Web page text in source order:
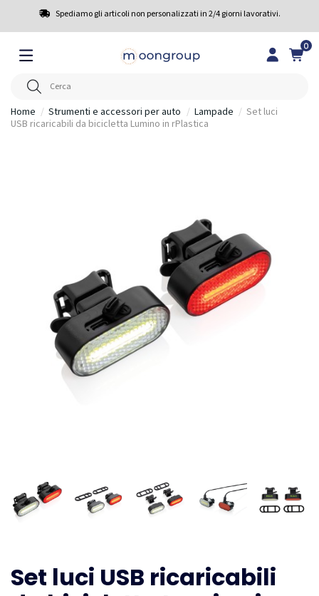
Spediamo gli articoli non personalizzati in 2/4 giorni lavorativi.
0
Home Strumenti e accessori per auto Lampade
Set luci
USB ricaricabili da bicicletta Lumino in rPlastica
Set luci USB ricaricabili